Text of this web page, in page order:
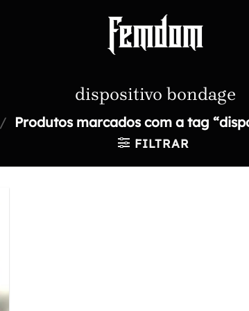
dispositivo bondage
/ Produtos marcados com a tag
FILTRAR